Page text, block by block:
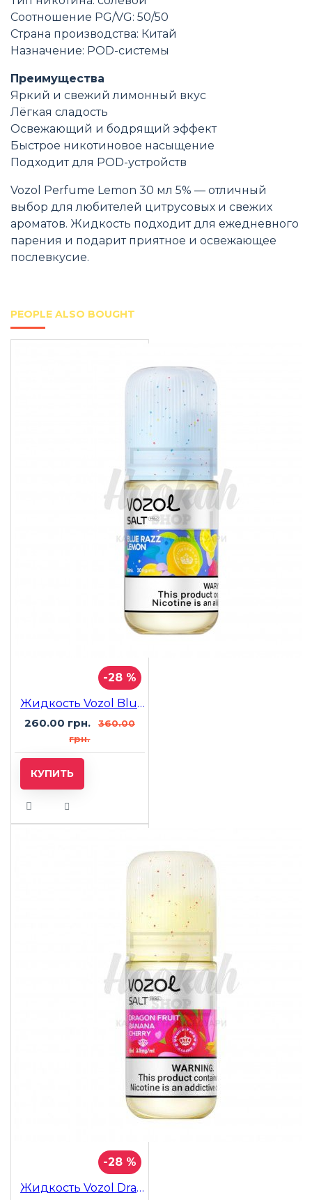
Соотношение PG/VG: 50/50
Страна производства: Китай
Назначение: POD-системы
Преимущества
Яркий и свежий лимонный вкус
Лёгкая сладость
Освежающий и бодрящий эффект
Быстрое никотиновое насыщение
Подходит для POD-устройств
Vozol Perfume Lemon 30 мл 5% — отличный
выбор для любителей цитрусовых и свежих
ароматов. Жидкость подходит для ежедневного
парения и подарит приятное и освежающее
послевкусие.
PEOPLE ALSO BOUGHT
-28 %
Жидкость Vozol Blue Razz Lemon (Голубая Малина Лимон) 30мл 5%
260.00 грн.
360.00
грн.
КУПИТЬ
-28 %
Жидкость Vozol Dragon Fruit Banana Cherry (Питайя Банан Вишня) 30мл 5%